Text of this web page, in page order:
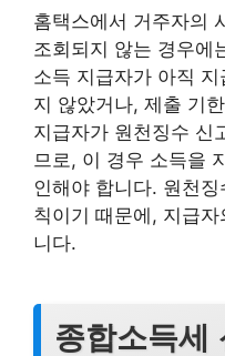
홈택스에서 거주자의
조회되지 않는 경우에
소득 지급자가 아직
지 않았거나, 제출 기
지급자가 원천징수 신
므로, 이 경우 소득을
인해야 합니다. 원천
칙이기 때문에, 지급
니다.
종합소득세